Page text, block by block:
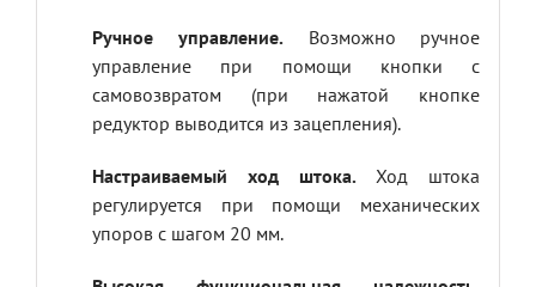
Ручное управление.Возможно ручное
управление при помощи кнопки с
самовозвратом (при нажатой кнопке
редуктор выводится из зацепления).
Настраиваемый ход штока.Ход штока
регулируется при помощи механических
упоров с шагом 20 мм.